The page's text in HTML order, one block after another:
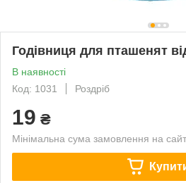
Годівниця для пташенят
В наявності
Код: 1031
Роздріб
19 ₴
Мінімальна сума замовлення на